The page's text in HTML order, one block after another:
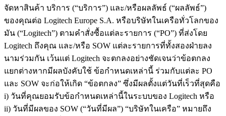
จัดหาสินค้า บริการ (“บริการ”) และ/หรือผลลัพธ์ (“ผลลัพธ์”)
ของคุณต่อ Logitech Europe S.A. หรือบริษัทในเครือทั่วโลกของ
มัน (“Logitech”) ตามคำสั่งซื้อแต่ละรายการ (“PO”) ที่ส่งโดย
Logitech ถึงคุณ และ/หรือ SOW แต่ละรายการที่ทั้งสองฝ่ายลง
นามร่วมกัน เว้นแต่ Logitech จะตกลงอย่างชัดเจนว่าข้อตกลง
แยกต่างหากมีผลบังคับใช้ ข้อกำหนดเหล่านี้ ร่วมกับแต่ละ PO
และ SOW จะก่อให้เกิด “ข้อตกลง” ซึ่งมีผลตั้งแต่วันที่เร็วที่สุดคือ
i) วันที่คุณยอมรับข้อกำหนดเหล่านี้ในระบบของ Logitech หรือ
ii) วันที่มีผลของ SOW (“วันที่มีผล”) “บริษัทในเครือ” หมายถึง